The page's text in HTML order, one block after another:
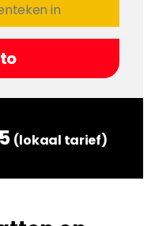
(lokaal tarief)